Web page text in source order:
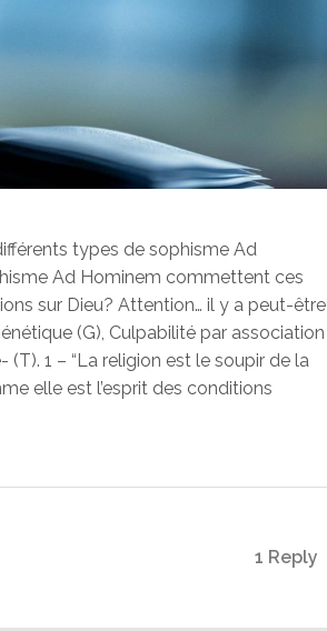
types de sophisme Ad
Ad Hominem commettent ces
sur Dieu? Attention… il y a peut-être
(G), Culpabilité par association
1 – “La religion est le soupir de la
elle est l’esprit des conditions
1 Reply